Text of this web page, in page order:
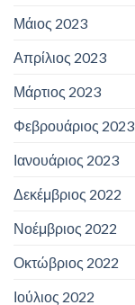
Μάιος 2023
Απρίλιος 2023
Μάρτιος 2023
Φεβρουάριος 2023
Ιανουάριος 2023
Δεκέμβριος 2022
Νοέμβριος 2022
Οκτώβριος 2022
Ιούλιος 2022